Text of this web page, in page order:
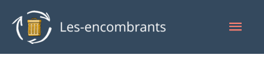
contenu